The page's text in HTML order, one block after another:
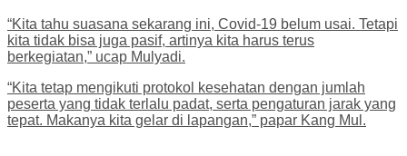
“Kita tahu suasana sekarang ini, Covid-19 belum usai. Tetapi
kita tidak bisa juga pasif, artinya kita harus terus
berkegiatan,” ucap Mulyadi.
“Kita tetap mengikuti protokol kesehatan dengan jumlah
peserta yang tidak terlalu padat, serta pengaturan jarak yang
tepat. Makanya kita gelar di lapangan,” papar Kang Mul.